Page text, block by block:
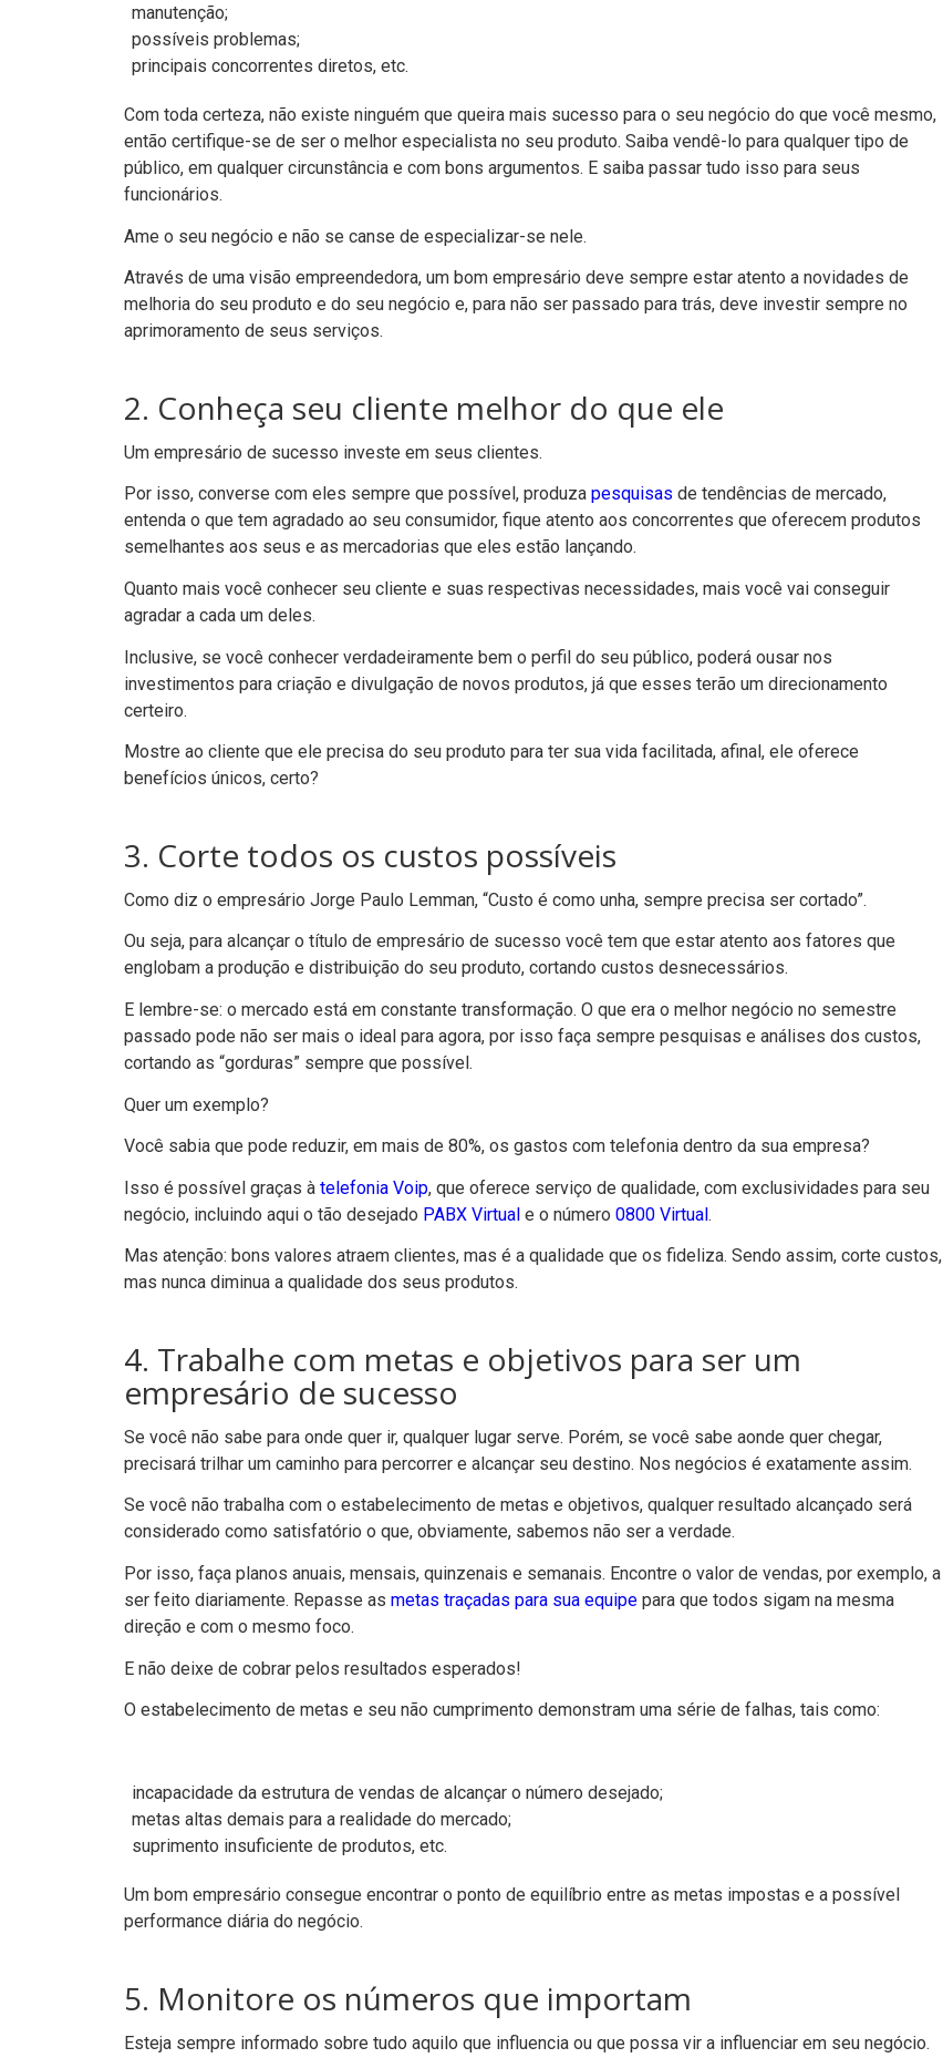
manutenção;
possíveis problemas;
principais concorrentes diretos, etc.
Com toda certeza, não existe ninguém que queira mais sucesso para o seu negócio do que você mesmo,
então certifique-se de ser o melhor especialista no seu produto. Saiba vendê-lo para qualquer tipo de
público, em qualquer circunstância e com bons argumentos. E saiba passar tudo isso para seus
funcionários.
Ame o seu negócio e não se canse de especializar-se nele.
Através de uma visão empreendedora, um bom empresário deve sempre estar atento a novidades de
melhoria do seu produto e do seu negócio e, para não ser passado para trás, deve investir sempre no
aprimoramento de seus serviços.
2. Conheça seu cliente melhor do que ele
Um empresário de sucesso investe em seus clientes.
Por isso, converse com eles sempre que possível, produza pesquisas de tendências de mercado,
entenda o que tem agradado ao seu consumidor, fique atento aos concorrentes que oferecem produtos
semelhantes aos seus e as mercadorias que eles estão lançando.
Quanto mais você conhecer seu cliente e suas respectivas necessidades, mais você vai conseguir
agradar a cada um deles.
Inclusive, se você conhecer verdadeiramente bem o perfil do seu público, poderá ousar nos
investimentos para criação e divulgação de novos produtos, já que esses terão um direcionamento
certeiro.
Mostre ao cliente que ele precisa do seu produto para ter sua vida facilitada, afinal, ele oferece
benefícios únicos, certo?
3. Corte todos os custos possíveis
Como diz o empresário Jorge Paulo Lemman, “Custo é como unha, sempre precisa ser cortado”.
Ou seja, para alcançar o título de empresário de sucesso você tem que estar atento aos fatores que
englobam a produção e distribuição do seu produto, cortando custos desnecessários.
E lembre-se: o mercado está em constante transformação. O que era o melhor negócio no semestre
passado pode não ser mais o ideal para agora, por isso faça sempre pesquisas e análises dos custos,
cortando as “gorduras” sempre que possível.
Quer um exemplo?
Você sabia que pode reduzir, em mais de 80%, os gastos com telefonia dentro da sua empresa?
Isso é possível graças à telefonia Voip, que oferece serviço de qualidade, com exclusividades para seu
negócio, incluindo aqui o tão desejado PABX Virtual e o número 0800 Virtual.
Mas atenção: bons valores atraem clientes, mas é a qualidade que os fideliza. Sendo assim, corte custos,
mas nunca diminua a qualidade dos seus produtos.
4. Trabalhe com metas e objetivos para ser um
empresário de sucesso
Se você não sabe para onde quer ir, qualquer lugar serve. Porém, se você sabe aonde quer chegar,
precisará trilhar um caminho para percorrer e alcançar seu destino. Nos negócios é exatamente assim.
Se você não trabalha com o estabelecimento de metas e objetivos, qualquer resultado alcançado será
considerado como satisfatório o que, obviamente, sabemos não ser a verdade.
Por isso, faça planos anuais, mensais, quinzenais e semanais. Encontre o valor de vendas, por exemplo, a
ser feito diariamente. Repasse as metas traçadas para sua equipe para que todos sigam na mesma
direção e com o mesmo foco.
E não deixe de cobrar pelos resultados esperados!
O estabelecimento de metas e seu não cumprimento demonstram uma série de falhas, tais como:
incapacidade da estrutura de vendas de alcançar o número desejado;
metas altas demais para a realidade do mercado;
suprimento insuficiente de produtos, etc.
Um bom empresário consegue encontrar o ponto de equilíbrio entre as metas impostas e a possível
performance diária do negócio.
5. Monitore os números que importam
Esteja sempre informado sobre tudo aquilo que influencia ou que possa vir a influenciar em seu negócio.